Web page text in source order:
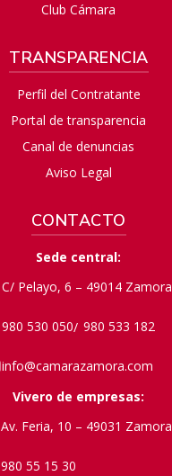
Club Cámara
TRANSPARENCIA
Perfil del Contratante
Portal de transparencia
Canal de denuncias
Aviso Legal
CONTACTO
Sede central:
C/ Pelayo, 6 – 49014 Zamora
980 530 050/ 980 533 182
info@camarazamora.com
Vivero de empresas:
Av. Feria, 10 – 49031 Zamora
980 55 15 30